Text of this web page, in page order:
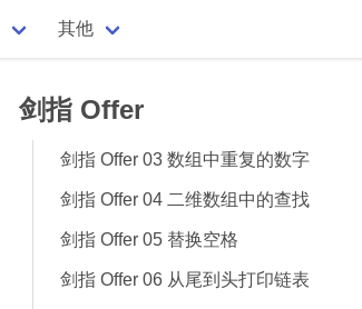
其他
剑指 Offer
剑指 Offer 03 数组中重复的数字
剑指 Offer 04 二维数组中的查找
剑指 Offer 05 替换空格
剑指 Offer 06 从尾到头打印链表